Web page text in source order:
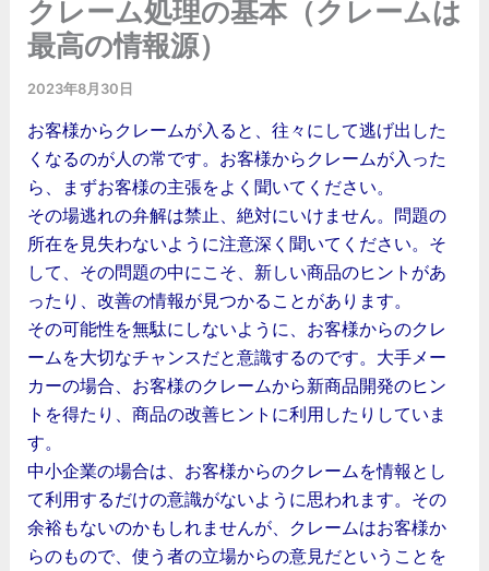
クレーム処理の基本（クレームは
最高の情報源）
2023年8月30日
お客様からクレームが入ると、往々にして逃げ出した
くなるのが人の常です。お客様からクレームが入った
ら、まずお客様の主張をよく聞いてください。
その場逃れの弁解は禁止、絶対にいけません。問題の
所在を見失わないように注意深く聞いてください。そ
して、その問題の中にこそ、新しい商品のヒントがあ
ったり、改善の情報が見つかることがあります。
その可能性を無駄にしないように、お客様からのクレ
ームを大切なチャンスだと意識するのです。大手メー
カーの場合、お客様のクレームから新商品開発のヒン
トを得たり、商品の改善ヒントに利用したりしていま
す。
中小企業の場合は、お客様からのクレームを情報とし
て利用するだけの意識がないように思われます。その
余裕もないのかもしれませんが、クレームはお客様か
らのもので、使う者の立場からの意見だということを